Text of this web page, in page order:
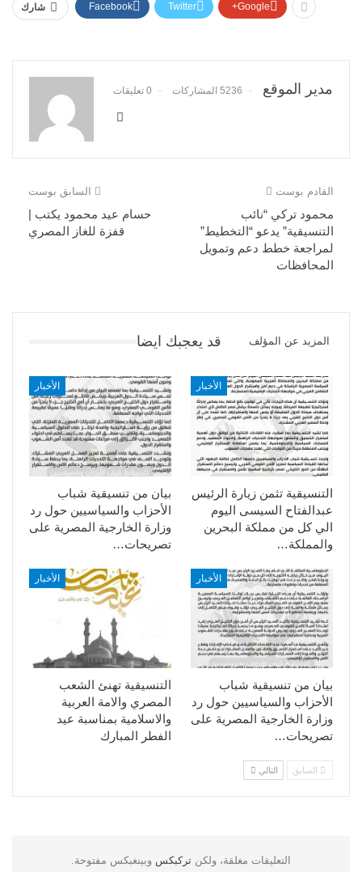
شارك Facebook Twitter Google+
مدير الموقع 5236 المشاركات 0 تعليقات
السابق بوست
حسام عيد محمود يكتب |
قفزة للغاز المصري
القادم بوست
محمود تركي “نائب
التنسيقية” يدعو “التخطيط”
لمراجعة خطط دعم وتمويل
المحافظات
قد يعجبك ايضا المزيد عن المؤلف
الأخبار
بيان من تنسيقية شباب
الأحزاب والسياسيين حول رد
وزارة الخارجية المصرية على
تصريحات…
الأخبار
التنسيقية تثمن زيارة الرئيس
عبدالفتاح السيسى اليوم
الي كل من مملكة البحرين
والمملكة…
الأخبار
التنسيقية تهنئ الشعب
المصري والامة العربية
والاسلامية بمناسبة عيد
الفطر المبارك
الأخبار
بيان من تنسيقية شباب
الأحزاب والسياسيين حول رد
وزارة الخارجية المصرية على
تصريحات…
السابق التالي
التعليقات مغلقة، ولكن تركبكس وبينغبكس مفتوحة.